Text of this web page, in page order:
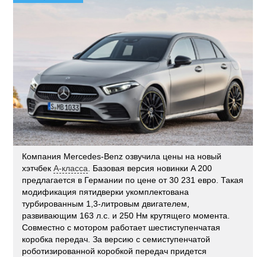
Компания Mercedes-Benz озвучила цены на новый
хэтчбекA-класса . Базовая версия новинки A 200
предлагается в Германии по цене от 30 231 евро. Такая
модификация пятидверки укомплектована
турбированным 1,3-литровым двигателем,
развивающим 163 л.с. и 250 Нм крутящего момента.
Совместно с мотором работает шестиступенчатая
коробка передач. За версию с семиступенчатой
роботизированной коробкой передач придется